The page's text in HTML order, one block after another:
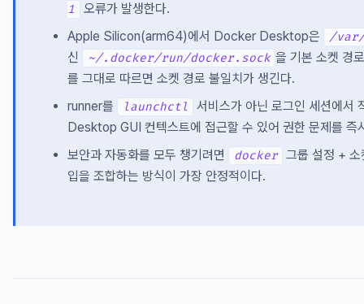
1
오류가 발생한다.
Apple Silicon(arm64)에서 Docker Desktop은
/var/
신 ~/.docker/run/docker.sock 을 기본 소켓 경
를 그대로 따르면 소켓 경로 불일치가 생긴다.
runner를
launchctl
서비스가 아닌 로그인 세션에서
Desktop GUI 컨텍스트에 접근할 수 있어 권한 문제를 즉
보안과 자동화를 모두 챙기려면
docker
그룹 설정 +
입을 조합하는 방식이 가장 안정적이다.